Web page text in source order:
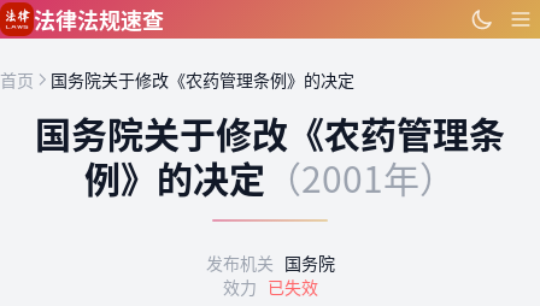
跳到主要内容
法律法规速查
首页 国务院关于修改《农药管理条例》的决定
国务院关于修改《农药管理条
例》的决定 （2001年）
发布机关 国务院
效力 已失效